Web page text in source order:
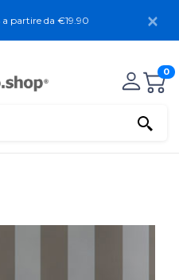
a partire da €19.90
0